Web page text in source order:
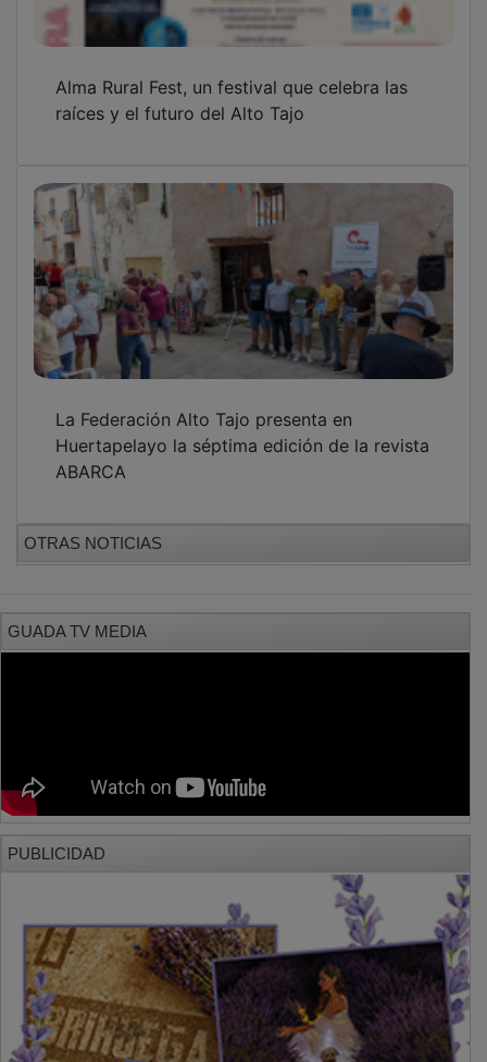
Alma Rural Fest, un festival que celebra las
raíces y el futuro del Alto Tajo
La Federación Alto Tajo presenta en
Huertapelayo la séptima edición de la revista
ABARCA
OTRAS NOTICIAS
GUADA TV MEDIA
PUBLICIDAD